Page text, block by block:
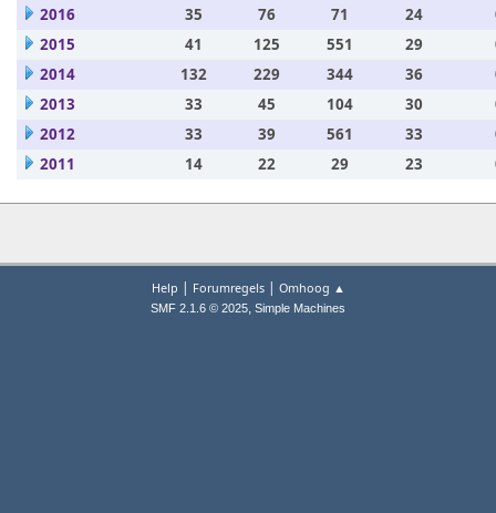
2016
35 76 71 24
2015
41 125 551 29
2014
132 229 344 36
2013
33 45 104 30
2012
33 39 561 33
2011
14 22 29 23
Help | Forumregels| Omhoog ▲
SMF 2.1.6 © 2025, Simple Machines